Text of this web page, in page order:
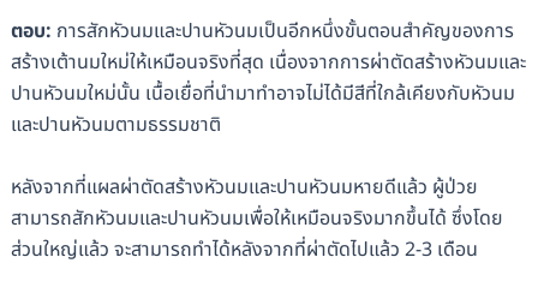
ตอบ: การสักหัวนมและปานหัวนมเป็นอีกหนึ่งขั้นตอนสำคัญของการ
สร้างเต้านมใหม่ให้เหมือนจริงที่สุด เนื่องจากการผ่าตัดสร้างหัวนมและ
ปานหัวนมใหม่นั้น เนื้อเยื่อที่นำมาทำอาจไม่ได้มีสีที่ใกล้เคียงกับหัวนม
และปานหัวนมตามธรรมชาติ
หลังจากที่แผลผ่าตัดสร้างหัวนมและปานหัวนมหายดีแล้ว ผู้ป่วย
สามารถสักหัวนมและปานหัวนมเพื่อให้เหมือนจริงมากขึ้นได้ ซึ่งโดย
ส่วนใหญ่แล้ว จะสามารถทำได้หลังจากที่ผ่าตัดไปแล้ว 2-3 เดือน